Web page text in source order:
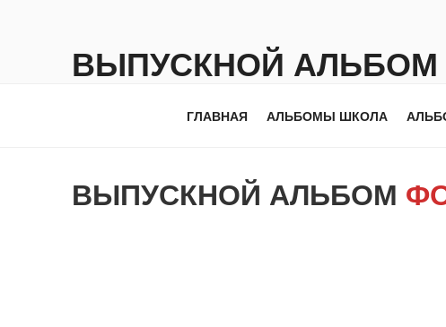
содержимомуВЫПУСКНОЙ АЛЬБОМ
ГЛАВНАЯ АЛЬБОМЫ ШКОЛА
ВЫПУСКНОЙ АЛЬБОМ